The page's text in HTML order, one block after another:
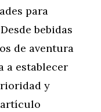
para
bebidas
de aventura
a establecer
y